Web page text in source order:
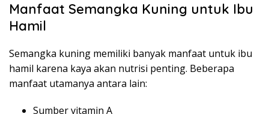
Manfaat Semangka Kuning untuk Ibu
Hamil
Semangka kuning memiliki banyak manfaat untuk ibu
hamil karena kaya akan nutrisi penting. Beberapa
manfaat utamanya antara lain:
Sumber vitamin A